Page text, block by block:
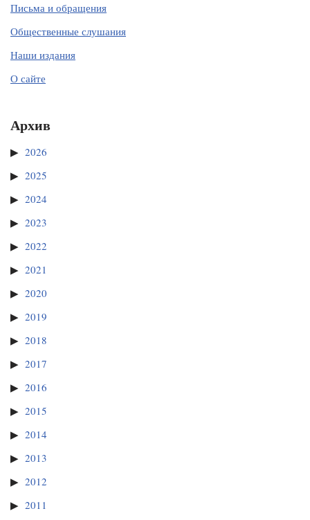
Письма и обращения
Общественные слушания
Наши издания
О сайте
Архив
2026
2025
2024
2023
2022
2021
2020
2019
2018
2017
2016
2015
2014
2013
2012
2011